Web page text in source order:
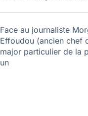
Face au journaliste
Effoudou (ancien chef
major particulier de la
un